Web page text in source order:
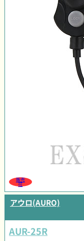
販売
可
アウロ(AURO)
AUR-25R